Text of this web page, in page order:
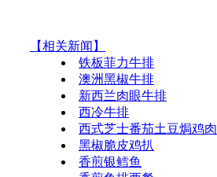
【相关新闻】
铁板菲力牛排
澳洲黑椒牛排
新西兰肉眼牛排
西冷牛排
西式芝士番茄土豆焗鸡肉
黑椒脆皮鸡扒
香煎银鳕鱼